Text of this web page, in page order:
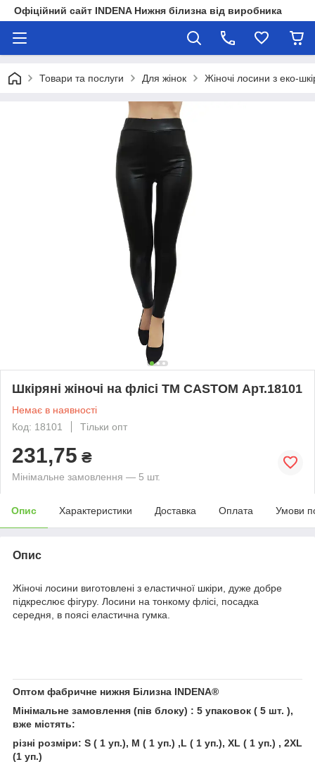
Офіційний сайт INDENA Нижня білизна від виробника
Товари та послуги Для жінок Жіночі лосини з еко-
Шкіряні жіночі на флісі ТМ CASTOM Арт.18101
Немає в наявності
Код: 18101
Тільки опт
231,75 ₴
Мінімальне замовлення — 5 шт.
Опис Характеристики Доставка Оплата Умови
Опис
Жіночі лосини виготовлені з еластичної шкіри, дуже добре
підкреслює фігуру. Лосини на тонкому флісі, посадка
середня, в поясі еластична гумка.
Оптом фабричне нижня Білизна INDENA®
Мінімальне замовлення (пів блоку) : 5 упаковок ( 5 шт. ),
вже містять:
різні розміри: S ( 1 уп.), M ( 1 уп.) ,L ( 1 уп.), XL ( 1 уп.) , 2XL
(1 уп.)